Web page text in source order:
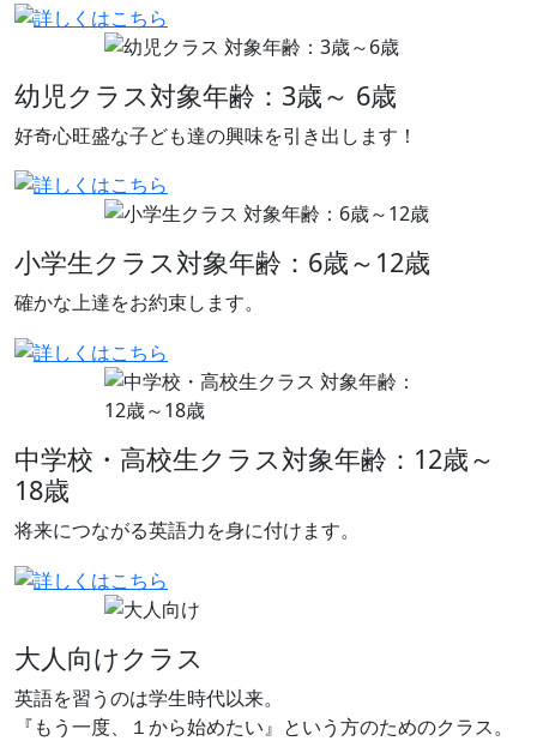
幼児クラス対象年齢：3歳～ 6歳
好奇心旺盛な子ども達の興味を引き出します！
小学生クラス対象年齢：6歳～12歳
確かな上達をお約束します。
中学校・高校生クラス対象年齢：12歳～
18歳
将来につながる英語力を身に付けます。
大人向けクラス
英語を習うのは学生時代以来。
『もう一度、１から始めたい』という方のためのクラス。